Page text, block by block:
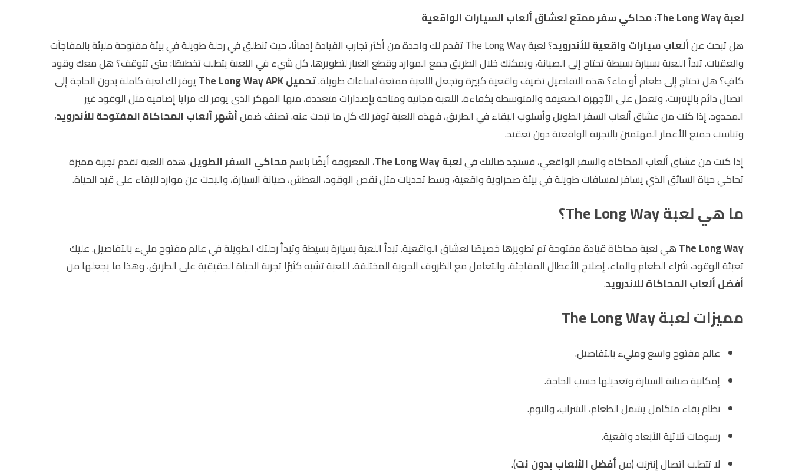
لعبة The Long Way: محاكي سفر ممتع لعشاق ألعاب السيارات الواقعية
هل تبحث عنألعاب سيارات واقعية للأندرويد
؟ لعبة The Long Way تقدم لك واحدة من أكثر تجارب القيادة إدمانًا، حيث تنطلق في رحلة طويلة في بيئة مفتوحة مليئة بالمفاجآت
والعقبات. تبدأ اللعبة بسيارة بسيطة تحتاج إلى الصيانة، ويمكنك خلال الطريق جمع الموارد وقطع الغيار لتطويرها. كل شيء في اللعبة يتطلب تخطيطًا: متى تتوقف؟ هل معك وقود
كافٍ؟ هل تحتاج إلى طعام أو ماء؟ هذه التفاصيل تضيف واقعية كبيرة وتجعل اللعبة ممتعة لساعات طويلة.تحميل The Long Way APK
يوفر لك لعبة كاملة بدون الحاجة إلى
اتصال دائم بالإنترنت، وتعمل على الأجهزة الضعيفة والمتوسطة بكفاءة. اللعبة مجانية ومتاحة بإصدارات متعددة، منها المهكر الذي يوفر لك مزايا إضافية مثل الوقود غير
المحدود. إذا كنت من عشاق ألعاب السفر الطويل وأسلوب البقاء في الطريق، فهذه اللعبة توفر لك كل ما تبحث عنه. تصنف ضمنأشهر ألعاب المحاكاة المفتوحة للأندرويد،
وتناسب جميع الأعمار المهتمين بالتجربة الواقعية دون تعقيد.
إذا كنت من عشاق ألعاب المحاكاة والسفر الواقعي، فستجد ضالتك فيلعبة The Long Way ، المعروفة أيضًا باسممحاكي السفر الطويل. هذه اللعبة تقدم تجربة مميزة
تحاكي حياة السائق الذي يسافر لمسافات طويلة في بيئة صحراوية واقعية، وسط تحديات مثل نقص الوقود، العطش، صيانة السيارة، والبحث عن موارد للبقاء على قيد الحياة.
ما هي لعبة The Long Way؟
The Long Wayهي لعبة محاكاة قيادة مفتوحة تم تطويرها خصيصًا لعشاق الواقعية. تبدأ اللعبة بسيارة بسيطة وتبدأ رحلتك الطويلة في عالم مفتوح مليء بالتفاصيل. عليك
تعبئة الوقود، شراء الطعام والماء، إصلاح الأعطال المفاجئة، والتعامل مع الظروف الجوية المختلفة. اللعبة تشبه كثيرًا تجربة الحياة الحقيقية على الطريق، وهذا ما يجعلها من
أفضل ألعاب المحاكاة للاندرويد.
مميزات لعبة The Long Way
عالم مفتوح واسع ومليء بالتفاصيل.
إمكانية صيانة السيارة وتعديلها حسب الحاجة.
نظام بقاء متكامل يشمل الطعام، الشراب، والنوم.
رسومات ثلاثية الأبعاد واقعية.
لا تتطلب اتصال إنترنت (منأفضل الألعاب بدون نت).